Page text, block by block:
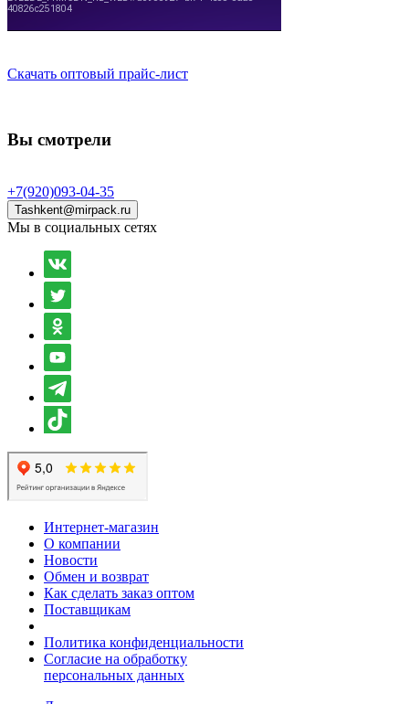
Скачать оптовый прайс-лист
Вы смотрели
+7(920)093-04-35
Tashkent@mirpack.ru
Мы в социальных сетях
Интернет-магазин
О компании
Новости
Обмен и возврат
Как сделать заказ оптом
Поставщикам
Политика конфиденциальности
Согласие на обработку
персональных данных